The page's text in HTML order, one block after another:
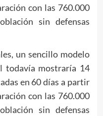
con las 760.000
sin defensas
un sencillo modelo
todavía mostraría 14
en 60 días a partir
con las 760.000
sin defensas